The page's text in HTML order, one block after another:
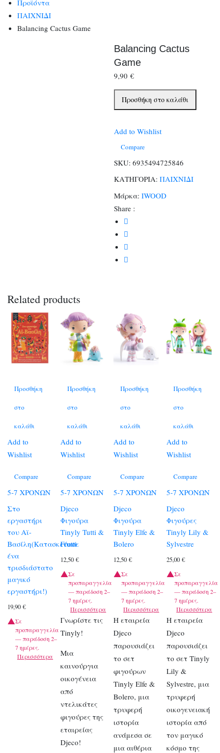
Προϊόντα
ΠΑΙΧΝΙΔΙ
Balancing Cactus Game
Balancing Cactus
Game
9,90€
Balancing
Cactus
ποσότητα
Προσθήκη στο καλάθι
Add to Wishlist
Compare
SKU: 6935494725846
ΚΑΤΗΓΟΡΙΑ: ΠΑΙΧΝΙΔΙ
Μάρκα:IWOOD
Share :
Related products
Προσθήκη
στο
καλάθι
Add to
Wishlist
Compare
5-7 ΧΡΟΝΩΝ
Στο
εργαστήρι
του Αϊ-
Βασίλη(Κατασκεύασε
ένα
τρισδιάστατο
μαγικό
εργαστήρι!)
19,90 €
Σε
προπαραγγελία
— παράδοση 2–
7 ημέρες.
Περισσότερα
Προσθήκη
στο
καλάθι
Add to
Wishlist
Compare
5-7 ΧΡΟΝΩΝ
Djeco
Φιγούρα
Tinyly Tutti &
Frutti
12,50€
Σε
προπαραγγελία
— παράδοση 2–
7 ημέρες.
Περισσότερα
Γνωρίστε τις
Tinyly!
Μια
καινούργια
οικογένεια
από
ντελικάτες
φιγούρες της
εταιρείας
Djeco!
Προσθήκη
στο
καλάθι
Add to
Wishlist
Compare
5-7 ΧΡΟΝΩΝ
Djeco
Φιγούρα
Tinyly Elfe &
Bolero
12,50€
Σε
προπαραγγελία
— παράδοση 2–
7 ημέρες.
Περισσότερα
Η εταιρεία
Djeco
παρουσιάζει
το σετ
φιγούρων
Tinyly Elfe &
Bolero, μια
τρυφερή
ιστορία
ανάμεσα σε
μια αιθέρια
Προσθήκη
στο
καλάθι
Add to
Wishlist
Compare
5-7 ΧΡΟΝΩΝ
Djeco
Φιγούρες
Tinyly Lily &
Sylvestre
25,00€
Σε
προπαραγγελία
— παράδοση 2–
7 ημέρες.
Περισσότερα
Η εταιρεία
Djeco
παρουσιάζει
το σετ Tinyly
Lily &
Sylvestre, μια
τρυφερή
οικογενειακή
ιστορία από
τον μαγικό
κόσμο της